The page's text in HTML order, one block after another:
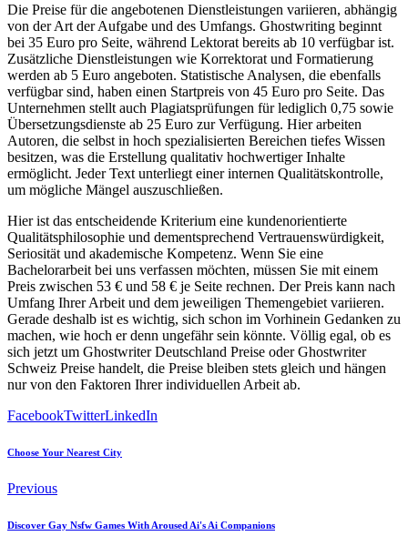
Die Preise für die angebotenen Dienstleistungen variieren, abhängig
von der Art der Aufgabe und des Umfangs. Ghostwriting beginnt
bei 35 Euro pro Seite, während Lektorat bereits ab 10 verfügbar ist.
Zusätzliche Dienstleistungen wie Korrektorat und Formatierung
werden ab 5 Euro angeboten. Statistische Analysen, die ebenfalls
verfügbar sind, haben einen Startpreis von 45 Euro pro Seite. Das
Unternehmen stellt auch Plagiatsprüfungen für lediglich 0,75 sowie
Übersetzungsdienste ab 25 Euro zur Verfügung. Hier arbeiten
Autoren, die selbst in hoch spezialisierten Bereichen tiefes Wissen
besitzen, was die Erstellung qualitativ hochwertiger Inhalte
ermöglicht. Jeder Text unterliegt einer internen Qualitätskontrolle,
um mögliche Mängel auszuschließen.
Hier ist das entscheidende Kriterium eine kundenorientierte
Qualitätsphilosophie und dementsprechend Vertrauenswürdigkeit,
Seriosität und akademische Kompetenz. Wenn Sie eine
Bachelorarbeit bei uns verfassen möchten, müssen Sie mit einem
Preis zwischen 53 € und 58 € je Seite rechnen. Der Preis kann nach
Umfang Ihrer Arbeit und dem jeweiligen Themengebiet variieren.
Gerade deshalb ist es wichtig, sich schon im Vorhinein Gedanken zu
machen, wie hoch er denn ungefähr sein könnte. Völlig egal, ob es
sich jetzt um Ghostwriter Deutschland Preise oder Ghostwriter
Schweiz Preise handelt, die Preise bleiben stets gleich und hängen
nur von den Faktoren Ihrer individuellen Arbeit ab.
FacebookTwitterLinkedIn
Choose Your Nearest City
Previous
Discover Gay Nsfw Games With Aroused Ai's Ai Companions